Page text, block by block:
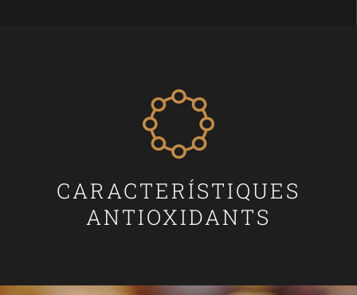
CARACTERÍSTIQUES
ANTIOXIDANTS